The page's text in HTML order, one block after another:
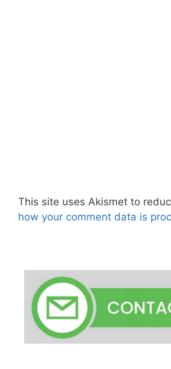
This site uses Akismet to
how your comment data is